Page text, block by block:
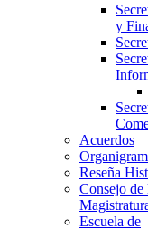
y
Acuerdos
Reseña
Consejo de
Escuela de